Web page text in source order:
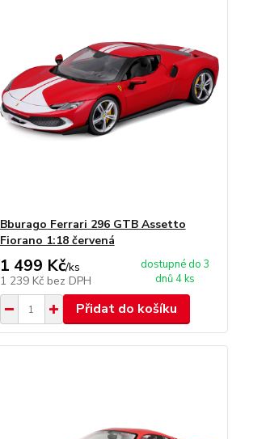
Bburago Ferrari 296 GTB Assetto
Fiorano 1:18 červená
1 499 Kč/ks
1 239 Kč bez DPH
dostupné do 3
dnů 4 ks
Přidat do košíku